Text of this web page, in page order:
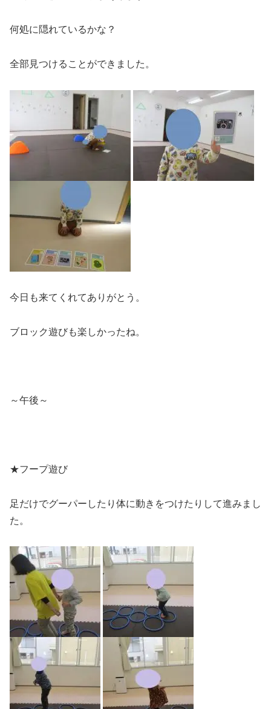
何処に隠れているかな？
全部見つけることができました。
今日も来てくれてありがとう。
ブロック遊びも楽しかったね。
～午後～
★フープ遊び
足だけでグーパーしたり体に動きをつけたりして進みまし
た。